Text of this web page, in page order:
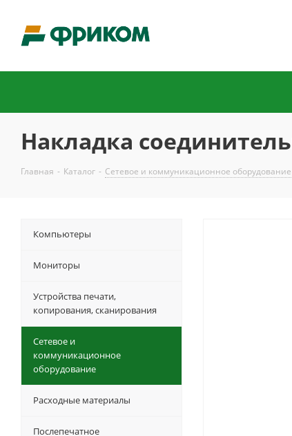
Накладка
Главная - Каталог - Сетевое и коммуникационное оборудование
Компьютеры
Мониторы
Устройства печати,
копирования, сканирования
Сетевое и
коммуникационное
оборудование
Расходные материалы
Послепечатное